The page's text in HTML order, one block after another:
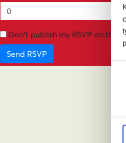
Výběr
Don't publish my RSVP on the